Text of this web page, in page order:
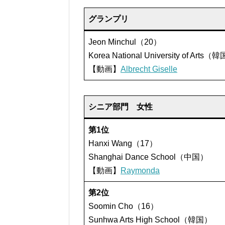
グランプリ
Jeon Minchul（20）
Korea National University of Arts（韓
【動画】 Albrecht Giselle
シニア部門 女性
第1位
Hanxi Wang（17）
Shanghai Dance School（中国）
【動画】
Raymonda
第2位
Soomin Cho（16）
Sunhwa Arts High School（韓国）